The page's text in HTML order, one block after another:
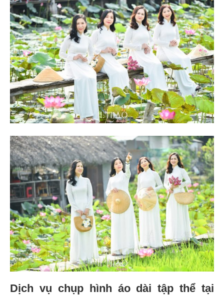
Dịch vụ chụp hình áo dài tập thể tại